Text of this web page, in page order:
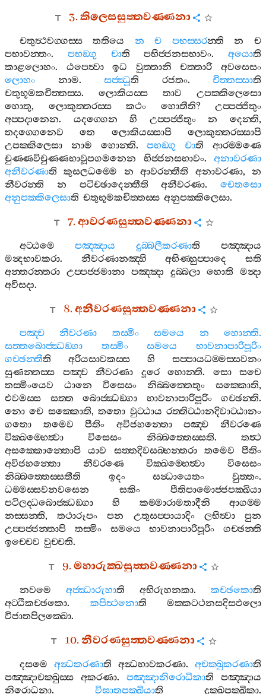
3.කිලෙසසුත‍්තවණ‍්ණනා
චතුත්‍ථවග‍්ගස‍්ස තතියෙ න ච පභස‍්සරන‍්ති න
ච
පභාවන‍්තං. පභඞ‍්ගු චාති පභිජ‍්ජනසභාවං. අයොති
කාළලොහං. ඨපෙත්‍වා ඉධ වුත‍්තානි චත‍්තාරි
අවසෙසං
ලොහං
නාම. සජ‍්ඣූති රජතං. චිත‍්තස‍්සාති
චතුභූමකචිත‍්තස‍්ස. ලොකියස‍්ස තාව
උපක‍්කිලෙසො
හොතු, ලොකුත‍්තරස‍්ස කථං හොතීති? උප‍්පජ‍්ජිතුං
අප‍්පදානෙන. යදග‍්ගෙන හි උප‍්පජ‍්ජිතුං න දෙන‍්ති,
තදග‍්ගෙනෙව
තෙ ලොකියස‍්සාපි
ලොකුත‍්තරස‍්සාපි
උපක‍්කිලෙසා
නාම හොන‍්ති.පභඞ‍්ගු චාති
ආරම‍්මණෙ
චුණ‍්ණවිචුණ‍්ණභාවූපගමනෙන
භිජ‍්ජනසභාවං. අනාවරණා
අනීවරණාති කුසලධම‍්මෙ න ආවරන‍්තීති අනාවරණා,න
නීවරන‍්ති
න පටිච‍්ඡාදෙන‍්තීති අනීවරණා. චෙතසො
අනුපක‍්කිලෙසාති චතුභූමකචිත‍්තස‍්ස අනුපක‍්කිලෙසා.
7.ආවරණසුත‍්තවණ‍්ණනා
අට‍්ඨමෙ පඤ‍්ඤාය දුබ‍්බලීකරණාති
පඤ‍්ඤාය
මන්‍දභාවකරා. නීවරණානඤ‍්හි අභිණ‍්හුප‍්පාදෙ
සති
අන‍්තරන‍්තරා උප‍්පජ‍්ජමානා පඤ‍්ඤා දුබ‍්බලා හොති
මන්‍දා
අවිසදා.
8.අනීවරණසුත‍්තවණ‍්ණනා
පඤ‍්ච නීවරණා තස‍්මිං සමයෙ න හොන‍්ති.
සත‍්තබොජ‍්ඣඞ‍්ගා
තස‍්මිං සමයෙ
භාවනාපාරිපූරිං
ගච‍්ඡන‍්තීති අරියසාවකස‍්ස හි
සප‍්පායධම‍්මස‍්සවනං
සුණන‍්තස‍්ස
පඤ‍්ච නීවරණා දූරෙ හොන‍්ති. සො
සචෙ
තස‍්මිංයෙව
ඨානෙ විසෙසං නිබ‍්බත‍්තෙතුං සක‍්කොති,
එවමස‍්ස
සත‍්ත බොජ‍්ඣඞ‍්ගා භාවනාපාරිපූරිං ගච‍්ඡන‍්ති.
නො චෙ සක‍්කොති,තතො වුට‍්ඨාය රත‍්තිට‍්ඨානදිවාට‍්ඨානං
ගතො
තමෙව පීතිං අවිජහන‍්තො පඤ‍්ච
නීවරණෙ
වික‍්ඛම‍්භෙත්‍වා
විසෙසං නිබ‍්බත‍්තෙස‍්සති.තත්‍ථ
අසක‍්කොන‍්තොපි
යාව සත‍්තදිවසබ‍්භන‍්තරා තමෙව
පීතිං
අවිජහන‍්තො
නීවරණෙ වික‍්ඛම‍්භෙත්‍වා
විසෙසං
නිබ‍්බත‍්තෙස‍්සතීති
ඉදං සන්‍ධායෙතං වුත‍්තං.
ධම‍්මස‍්සවනවසෙන
සකිං
පීතිපාමොජ‍්ජපක‍්ඛියා
පටිලද‍්ධබොජ‍්ඣඞ‍්ගා
හි කම‍්මාරාමතාදීනි
ආගම‍්ම
නස‍්සන‍්ති,තථාරූපං පන උතුසප‍්පායාදිං ලභිත්‍වා
පුන
උප‍්පජ‍්ජන‍්තාපි
තස‍්මිං සමයෙ භාවනාපාරිපූරිං
ගච‍්ඡන‍්ති
ඉච‍්චෙව වුච‍්චති.
9.මහාරුක‍්ඛසුත‍්තවණ‍්ණනා
නවමෙ අජ‍්ඣාරුහාති අභිරුහනකා. කච‍්ඡකොති
අට‍්ඨිකච‍්ඡකො. කපිත්‍ථනොති
මක‍්කටථනසදිසඵලො
විජාතපිලක‍්ඛො.
10.නීවරණසුත‍්තවණ‍්ණනා
දසමෙ අන්‍ධකරණාති අන්‍ධභාවකරණා. අචක‍්ඛුකරණාති
පඤ‍්ඤාචක‍්ඛුස‍්ස
අකරණා. පඤ‍්ඤානිරොධිකාති
පඤ‍්ඤාය
නිරොධනා. විඝාතපක‍්ඛියාති දුක‍්ඛපක‍්ඛිකා.